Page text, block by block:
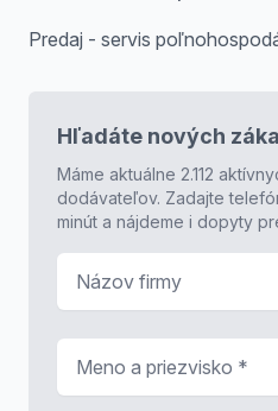
Predaj - servis
Hľadáte nových
Máme aktuálne 2.112
dodávateľov. Zadajte
minút a nájdeme i dopyty